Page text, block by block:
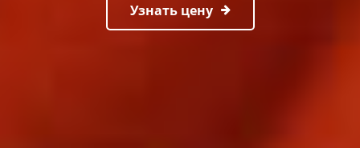
Узнать цену